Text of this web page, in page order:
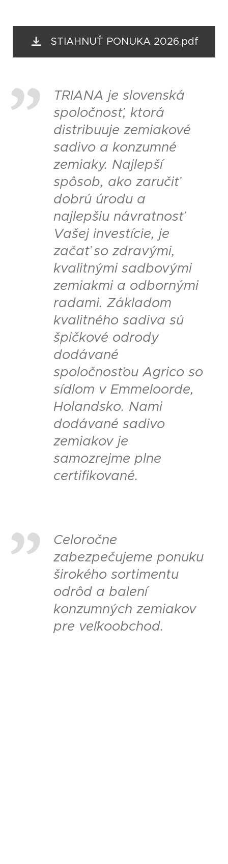
STIAHNUŤ PONUKA 2026.pdf
TRIANA je slovenská
spoločnosť, ktorá
distribuuje zemiakové
sadivo a konzumné
zemiaky. Najlepší
spôsob, ako zaručiť
dobrú úrodu a
najlepšiu návratnosť
Vašej investície, je
začať so zdravými,
kvalitnými sadbovými
zemiakmi a odbornými
radami. Základom
kvalitného sadiva sú
špičkové odrody
dodávané
spoločnosťou Agrico so
sídlom v Emmeloorde,
Holandsko. Nami
dodávané sadivo
zemiakov je
samozrejme plne
certifikované.
Celoročne
zabezpečujeme ponuku
širokého sortimentu
odrôd a balení
konzumných zemiakov
pre veľkoobchod.